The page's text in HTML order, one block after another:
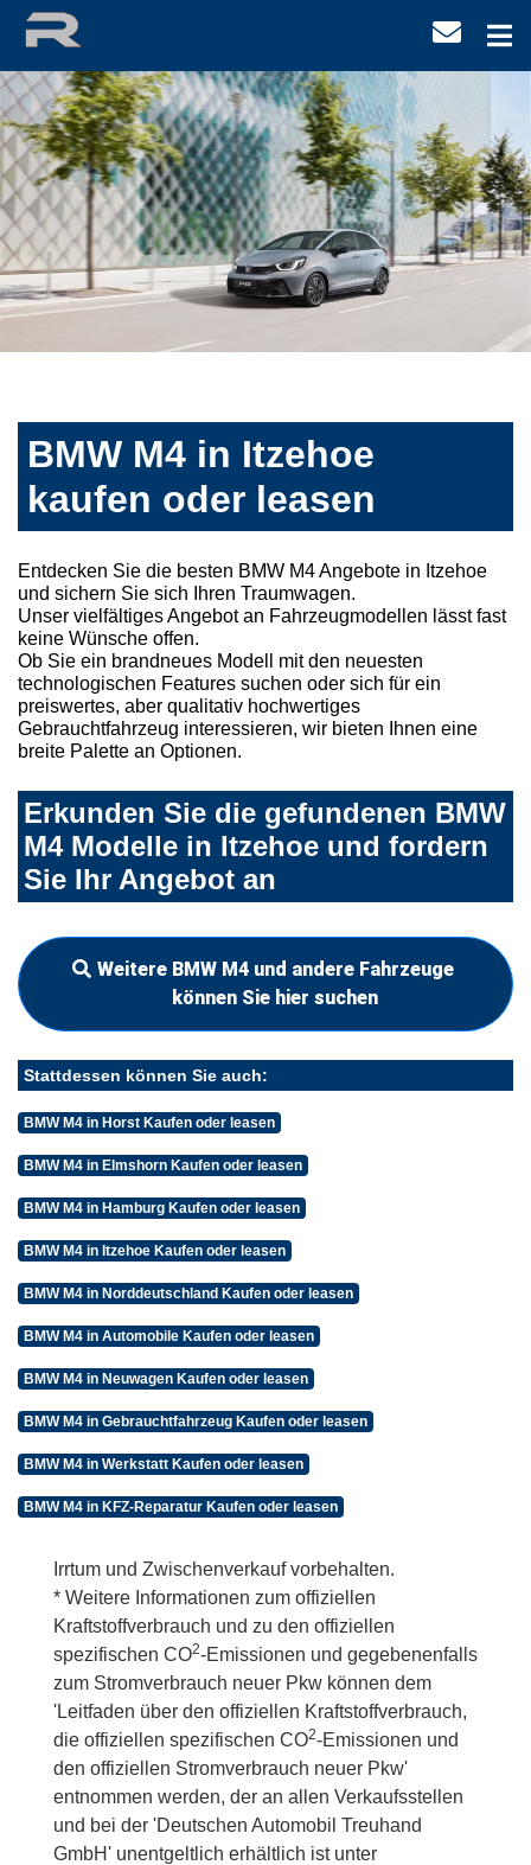
BMW M4 in Itzehoe
kaufen oder leasen
Entdecken Sie die besten BMW M4 Angebote in Itzehoe
und sichern Sie sich Ihren Traumwagen.
Unser vielfältiges Angebot an Fahrzeugmodellen lässt fast
keine Wünsche offen.
Ob Sie ein brandneues Modell mit den neuesten
technologischen Features suchen oder sich für ein
preiswertes, aber qualitativ hochwertiges
Gebrauchtfahrzeug interessieren, wir bieten Ihnen eine
breite Palette an Optionen.
Erkunden Sie die gefundenen BMW
M4 Modelle in Itzehoe und fordern
Sie Ihr Angebot an
Weitere BMW M4 und andere Fahrzeuge
können Sie hier suchen
Stattdessen können Sie auch:
BMW M4 in Horst Kaufen oder leasen
BMW M4 in Elmshorn Kaufen oder leasen
BMW M4 in Hamburg Kaufen oder leasen
BMW M4 in Itzehoe Kaufen oder leasen
BMW M4 in Norddeutschland Kaufen oder leasen
BMW M4 in Automobile Kaufen oder leasen
BMW M4 in Neuwagen Kaufen oder leasen
BMW M4 in Gebrauchtfahrzeug Kaufen oder leasen
BMW M4 in Werkstatt Kaufen oder leasen
BMW M4 in KFZ-Reparatur Kaufen oder leasen
Irrtum und Zwischenverkauf vorbehalten.
* Weitere Informationen zum offiziellen
Kraftstoffverbrauch und zu den offiziellen
spezifischen CO2-Emissionen und gegebenenfalls
zum Stromverbrauch neuer Pkw können dem
'Leitfaden über den offiziellen Kraftstoffverbrauch,
die offiziellen spezifischen CO2-Emissionen und
den offiziellen Stromverbrauch neuer Pkw'
entnommen werden, der an allen Verkaufsstellen
und bei der 'Deutschen Automobil Treuhand
GmbH' unentgeltlich erhältlich ist unter